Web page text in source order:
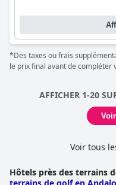
*Des taxes ou frais
le prix final avant de compléter
AFFICHER 1-20
Voir tous
Hôtels près des terrains